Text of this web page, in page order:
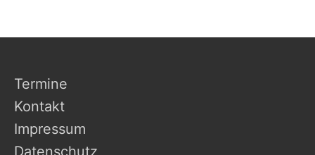
Termine
Kontakt
Impressum